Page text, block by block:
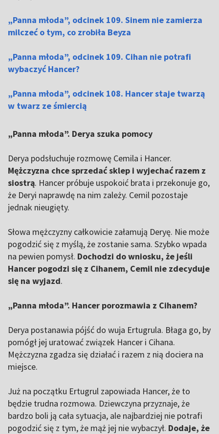
„Panna młoda”, odcinek 109. Sinem nie zamierza
milczeć o tym, co zrobiła Beyza
„Panna młoda”, odcinek 109. Cihan nie potrafi
wybaczyć Hancer?
„Panna młoda”, odcinek 108. Hancer staje twarzą
w twarz ze śmiercią
„Panna młoda”. Derya szuka pomocy
Derya podsłuchuje rozmowę Cemila i Hancer.
Mężczyzna chce sprzedać sklep i wyjechać razem z
siostrą. Hancer próbuje uspokoić brata i przekonuje go,
że Deryi naprawdę na nim zależy. Cemil pozostaje
jednak nieugięty.
Słowa mężczyzny całkowicie załamują Deryę. Nie może
pogodzić się z myślą, że zostanie sama. Szybko wpada
na pewien pomysł. Dochodzi do wniosku, że jeśli
Hancer pogodzi się z Cihanem, Cemil nie zdecyduje
się na wyjazd.
„Panna młoda”. Hancer porozmawia z Cihanem?
Derya postanawia pójść do wuja Ertugrula. Błaga go, by
pomógł jej uratować związek Hancer i Cihana.
Mężczyzna zgadza się działać i razem z nią dociera na
miejsce.
Już na początku Ertugrul zapowiada Hancer, że to
będzie trudna rozmowa. Dziewczyna przyznaje, że
bardzo boli ją cała sytuacja, ale najbardziej nie potrafi
pogodzić się z tym, że mąż jej nie wybaczył. Dodaje, że